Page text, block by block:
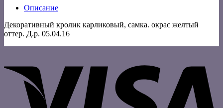
Описание
Декоративный кролик карликовый, самка. окрас желтый
оттер. Д.р. 05.04.16